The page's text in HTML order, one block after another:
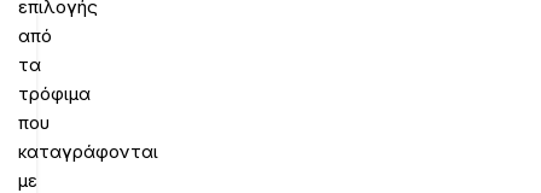
επιλογής
από
τα
τρόφιμα
που
καταγράφονται
με